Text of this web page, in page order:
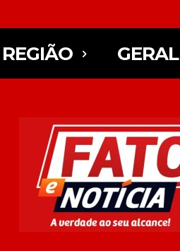
REGIÃO GERAL